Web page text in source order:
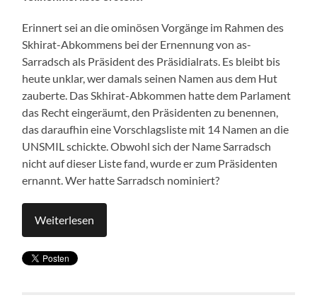
Erinnert sei an die ominösen Vorgänge im Rahmen des
Skhirat-Abkommens bei der Ernennung von as-
Sarradsch als Präsident des Präsidialrats. Es bleibt bis
heute unklar, wer damals seinen Namen aus dem Hut
zauberte. Das Skhirat-Abkommen hatte dem Parlament
das Recht eingeräumt, den Präsidenten zu benennen,
das daraufhin eine Vorschlagsliste mit 14 Namen an die
UNSMIL schickte. Obwohl sich der Name Sarradsch
nicht auf dieser Liste fand, wurde er zum Präsidenten
ernannt. Wer hatte Sarradsch nominiert?
Weiterlesen